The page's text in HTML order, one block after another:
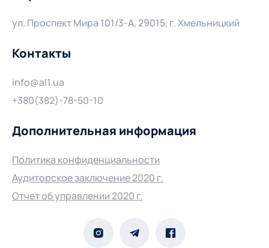
ул. Проспект Мира 101/3-А, 29015, г. Хмельницкий
Контакты
info@al1.ua
+380(382)-78-50-10
Дополнительная информация
Политика конфиденциальности
Аудиторское заключение 2020 г.
Отчет об управлении 2020 г.